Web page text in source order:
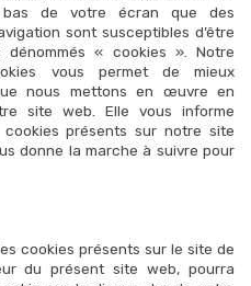
de votre écran que des
sont susceptibles d’être
« cookies ». Notre
vous permet de mieux
nous mettons en œuvre en
site web. Elle vous informe
cookies présents sur notre site
donne la marche à suivre pour
cookies présents sur le site de
du présent site web, pourra